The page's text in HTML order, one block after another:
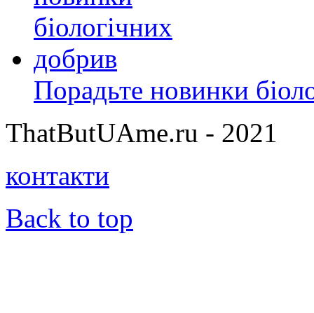
Порадьте новинки
ThatButUAme.ru - 2021
контакти
Back to top